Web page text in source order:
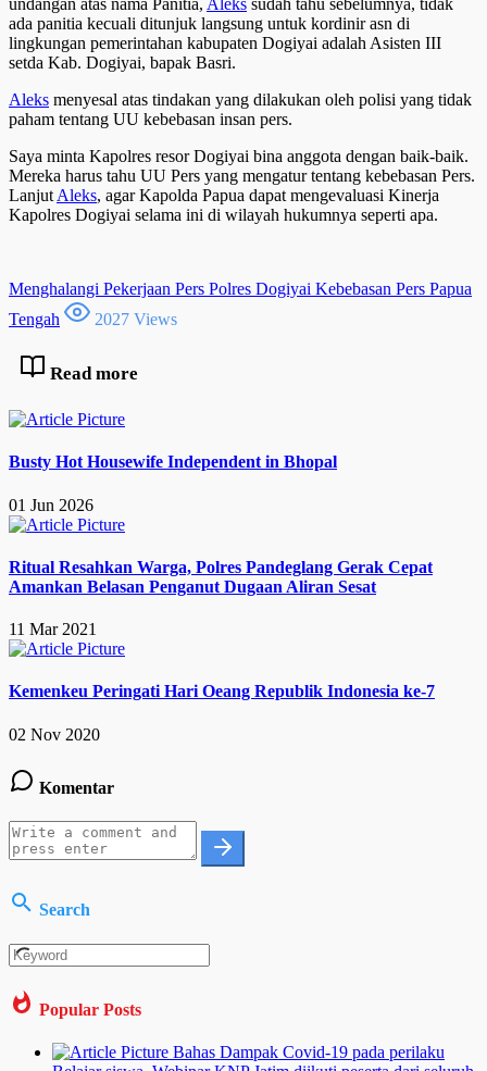
ada panitia kecuali ditunjuk langsung untuk kordinir asn di
lingkungan pemerintahan kabupaten Dogiyai adalah Asisten III
setda Kab. Dogiyai, bapak Basri.
Aleks menyesal atas tindakan yang dilakukan oleh polisi yang tidak
paham tentang UU kebebasan insan pers.
Saya minta Kapolres resor Dogiyai bina anggota dengan baik-baik.
Mereka harus tahu UU Pers yang mengatur tentang kebebasan Pers.
Lanjut Aleks, agar Kapolda Papua dapat mengevaluasi Kinerja
Kapolres Dogiyai selama ini di wilayah hukumnya seperti apa.
Menghalangi Pekerjaan Pers Polres Dogiyai Kebebasan Pers Papua
Tengah
2027 Views
Read more
Busty Hot Housewife Independent in Bhopal
01 Jun 2026
Ritual Resahkan Warga, Polres Pandeglang Gerak Cepat
Amankan Belasan Penganut Dugaan Aliran Sesat
11 Mar 2021
Kemenkeu Peringati Hari Oeang Republik Indonesia ke-7
02 Nov 2020
Komentar
Search
Popular Posts
Bahas Dampak Covid-19 pada perilaku